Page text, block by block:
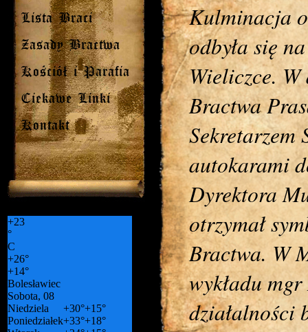
Lista Braci
Zasady Bractwa
Kościół i Parafia
Ciekawe Linki
Kontakt
+23
°
C
+26°
+14°
Bolesławiec
Sobota, 08
Niedziela
+30°+15°
Poniedziałek+33°+18°
Kulminacja
odbyła się
Wieliczce.
Bractwa
Sekretarzem
autokarami
Dyrektora
otrzymał
Bractwa. W
wykładu
działalności